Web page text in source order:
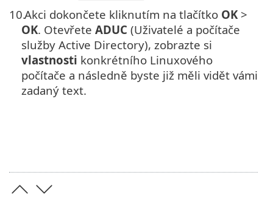
10.Akci dokončete kliknutím na tlačítko OK >
OK. Otevřete ADUC (Uživatelé a počítače
služby Active Directory), zobrazte si
vlastnosti konkrétního Linuxového
počítače a následně byste již měli vidět vámi
zadaný text.